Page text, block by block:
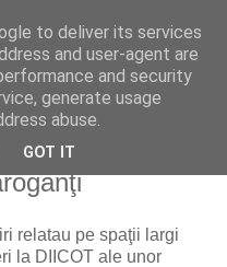
economice
relatau pe spaţii largi
la DIICOT ale unor
to deliver its services
and user-agent are
and security
generate usage
abuse.
GOT IT